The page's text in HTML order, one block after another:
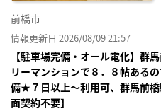
前橋市
情報更新日 2026/08/09 21:57
【駐車場完備・オール電化】
リーマンションで８．８帖ある
備★７日以上～利用可、群馬前
面契約不要】